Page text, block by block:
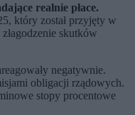
realnie płace.
który został przyjęty w
skutków
negatywnie.
obligacji rządowych.
stopy procentowe